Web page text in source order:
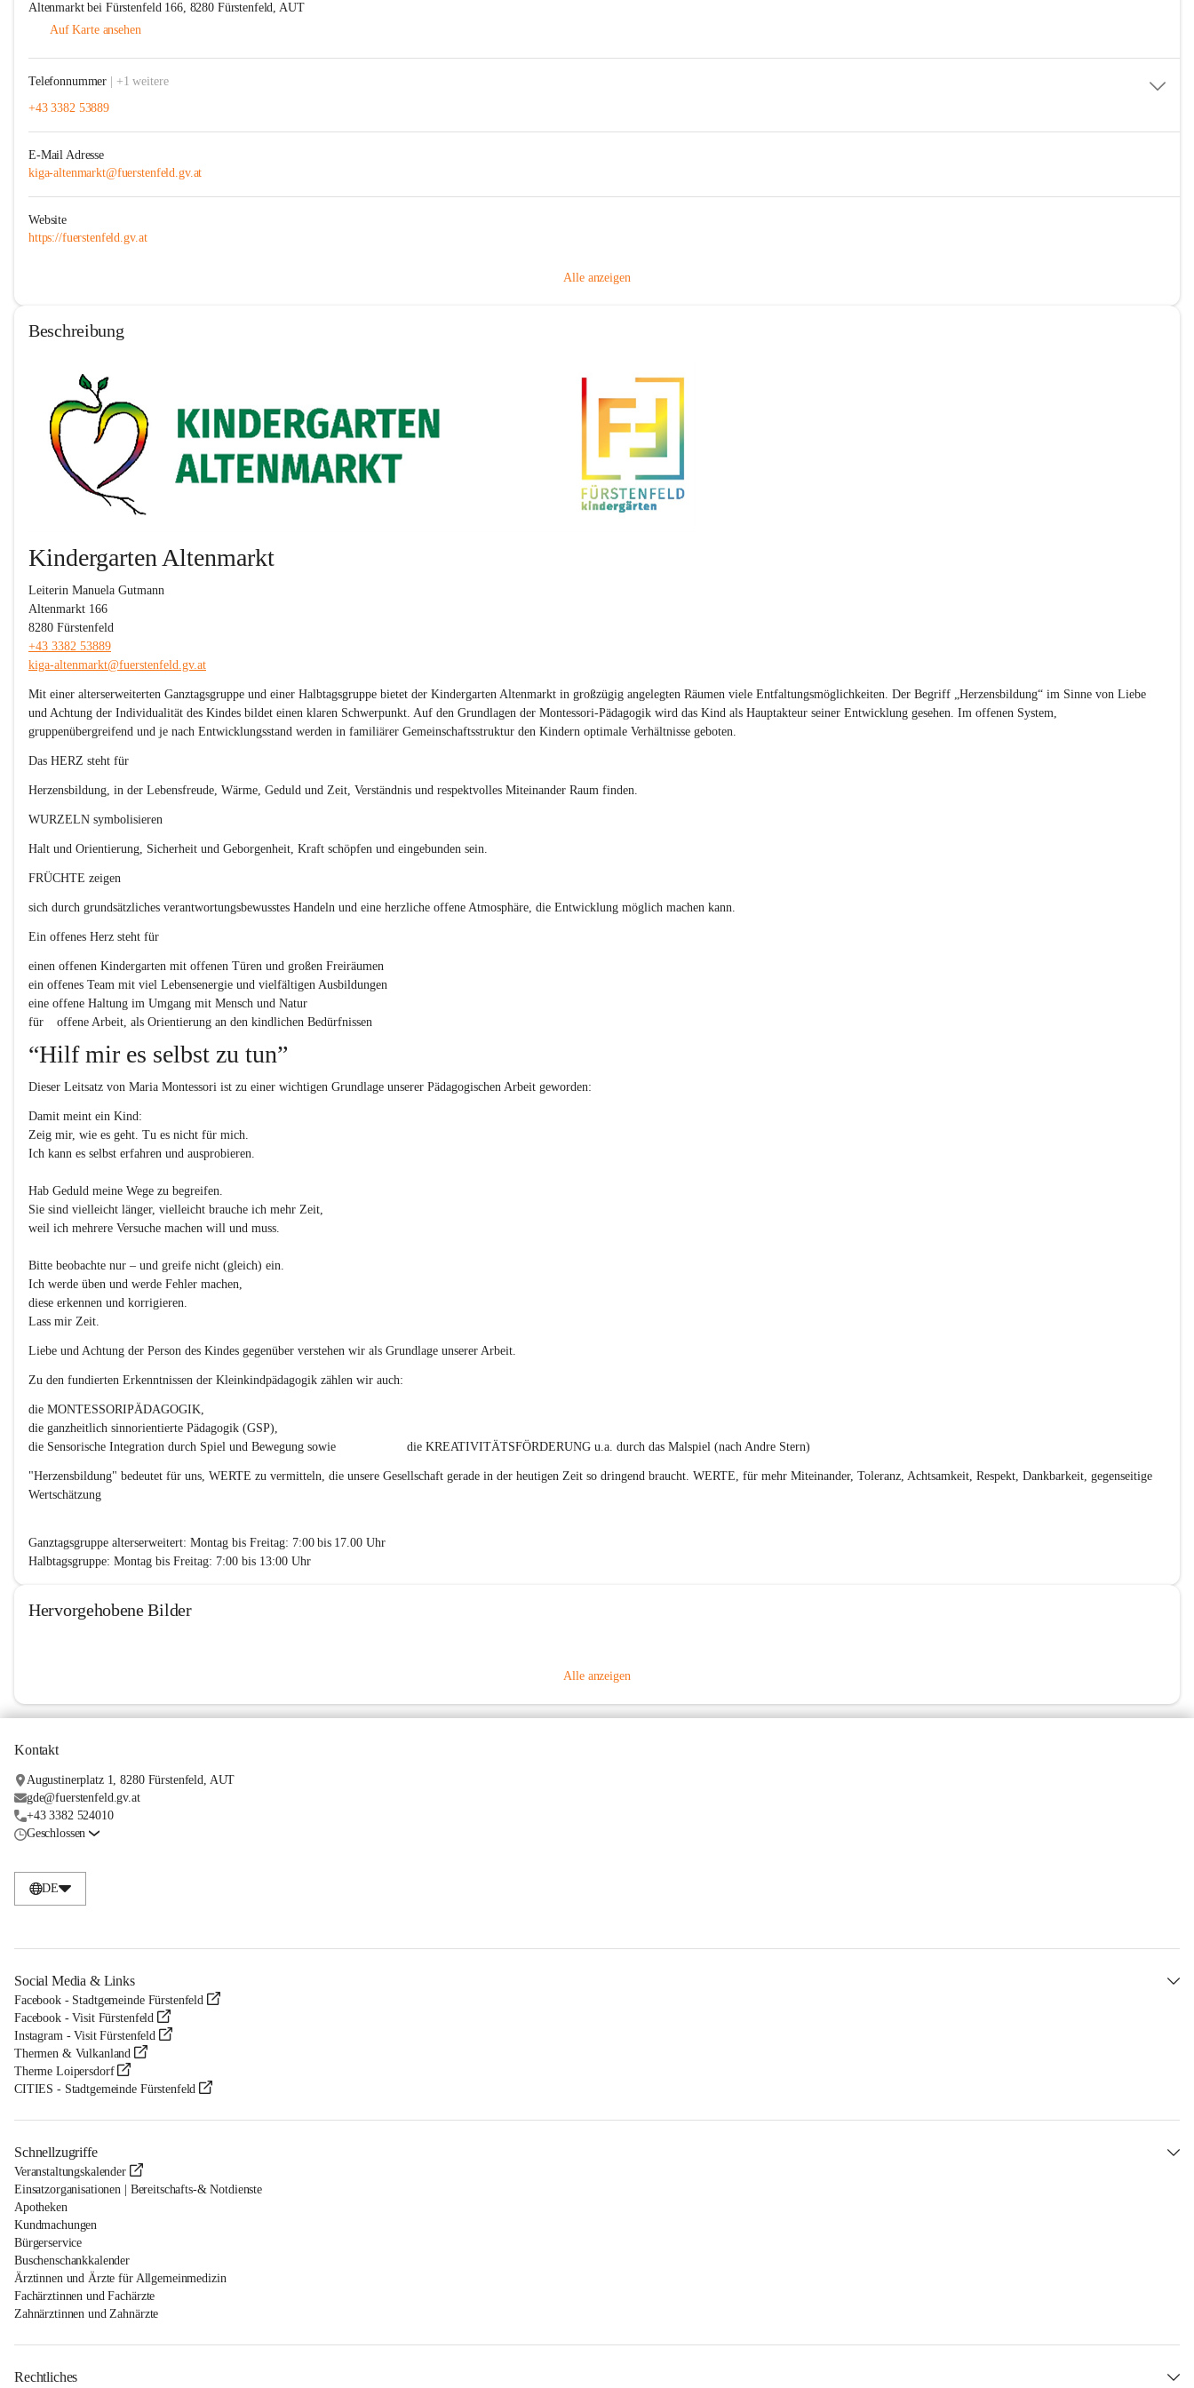
Altenmarkt bei Fürstenfeld 166, 8280 Fürstenfeld, AUT
Auf Karte ansehen
Telefonnummer | +1 weitere
+43 3382 53889
E-Mail Adresse
kiga-altenmarkt@fuerstenfeld.gv.at
Website
https://fuerstenfeld.gv.at
Alle anzeigen
Beschreibung
Kindergarten Altenmarkt
Leiterin Manuela Gutmann
Altenmarkt 166
8280 Fürstenfeld
+43 3382 53889
kiga-altenmarkt@fuerstenfeld.gv.at
Mit einer alterserweiterten Ganztagsgruppe und einer Halbtagsgruppe bietet der Kindergarten Altenmarkt in großzügig angelegten Räumen viele Entfaltungsmöglichkeiten. Der Begriff „Herzensbildung“ im Sinne von Liebe
und Achtung der Individualität des Kindes bildet einen klaren Schwerpunkt. Auf den Grundlagen der Montessori-Pädagogik wird das Kind als Hauptakteur seiner Entwicklung gesehen. Im offenen System,
gruppenübergreifend und je nach Entwicklungsstand werden in familiärer Gemeinschaftsstruktur den Kindern optimale Verhältnisse geboten.
Das HERZ steht für
Herzensbildung, in der Lebensfreude, Wärme, Geduld und Zeit, Verständnis und respektvolles Miteinander Raum finden.
WURZELN symbolisieren
Halt und Orientierung, Sicherheit und Geborgenheit, Kraft schöpfen und eingebunden sein.
FRÜCHTE zeigen
sich durch grundsätzliches verantwortungsbewusstes Handeln und eine herzliche offene Atmosphäre, die Entwicklung möglich machen kann.
Ein offenes Herz steht für
einen offenen Kindergarten mit offenen Türen und großen Freiräumen
ein offenes Team mit viel Lebensenergie und vielfältigen Ausbildungen
eine offene Haltung im Umgang mit Mensch und Natur
für	offene Arbeit, als Orientierung an den kindlichen Bedürfnissen
“Hilf mir es selbst zu tun”
Dieser Leitsatz von Maria Montessori ist zu einer wichtigen Grundlage unserer Pädagogischen Arbeit geworden:
Damit meint ein Kind:
Zeig mir, wie es geht. Tu es nicht für mich.
Ich kann es selbst erfahren und ausprobieren.
Hab Geduld meine Wege zu begreifen.
Sie sind vielleicht länger, vielleicht brauche ich mehr Zeit,
weil ich mehrere Versuche machen will und muss.
Bitte beobachte nur – und greife nicht (gleich) ein.
Ich werde üben und werde Fehler machen,
diese erkennen und korrigieren.
Lass mir Zeit.
Liebe und Achtung der Person des Kindes gegenüber verstehen wir als Grundlage unserer Arbeit.
Zu den fundierten Erkenntnissen der Kleinkindpädagogik zählen wir auch:
die MONTESSORIPÄDAGOGIK,
die ganzheitlich sinnorientierte Pädagogik (GSP),
die Sensorische Integration durch Spiel und Bewegung sowie
die KREATIVITÄTSFÖRDERUNG u.a. durch das Malspiel (nach Andre Stern)
"Herzensbildung" bedeutet für uns, WERTE zu vermitteln, die unsere Gesellschaft gerade in der heutigen Zeit so dringend braucht. WERTE, für mehr Miteinander, Toleranz, Achtsamkeit, Respekt, Dankbarkeit, gegenseitige
Wertschätzung
Ganztagsgruppe alterserweitert: Montag bis Freitag: 7:00 bis 17.00 Uhr
Halbtagsgruppe: Montag bis Freitag: 7:00 bis 13:00 Uhr
Hervorgehobene Bilder
Alle anzeigen
Kontakt
Augustinerplatz 1, 8280 Fürstenfeld, AUT
gde@fuerstenfeld.gv.at
+43 3382 524010
Geschlossen
DE
Social Media & Links
Facebook - Stadtgemeinde Fürstenfeld
Facebook - Visit Fürstenfeld
Instagram - Visit Fürstenfeld
Thermen & Vulkanland
Therme Loipersdorf
CITIES - Stadtgemeinde Fürstenfeld
Schnellzugriffe
Veranstaltungskalender
Einsatzorganisationen | Bereitschafts-& Notdienste
Apotheken
Kundmachungen
Bürgerservice
Buschenschankkalender
Ärztinnen und Ärzte für Allgemeinmedizin
Fachärztinnen und Fachärzte
Zahnärztinnen und Zahnärzte
Rechtliches